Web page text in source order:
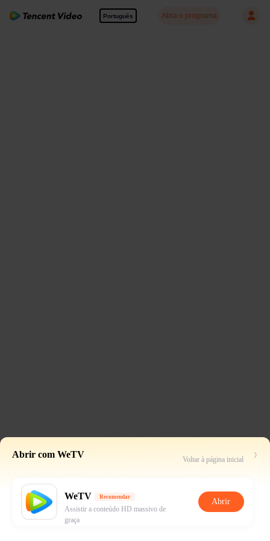
Português Abra o programa
Abrir com WeTV Voltar à página inicial
WeTV Recomendar
Assistir a conteúdo HD massivo de
graça
Abrir